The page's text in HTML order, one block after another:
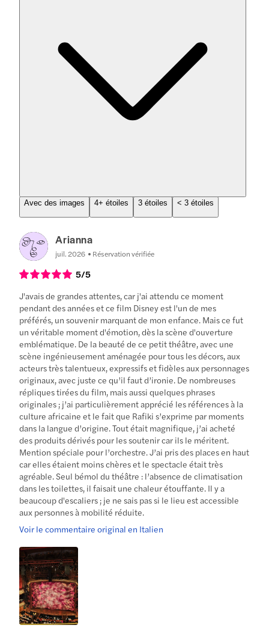
Avec des images 4+ étoiles 3 étoiles < 3 étoiles
Arianna
juil. 2026 Réservation vérifiée
5/5
J'avais de grandes attentes, car j'ai attendu ce moment
pendant des années et ce film Disney est l'un de mes
préférés, un souvenir marquant de mon enfance. Mais ce fut
un véritable moment d'émotion, dès la scène d'ouverture
emblématique. De la beauté de ce petit théâtre, avec une
scène ingénieusement aménagée pour tous les décors, aux
acteurs très talentueux, expressifs et fidèles aux personnages
originaux, avec juste ce qu’il faut d’ironie. De nombreuses
répliques tirées du film, mais aussi quelques phrases
originales ; j’ai particulièrement apprécié les références à la
culture africaine et le fait que Rafiki s’exprime par moments
dans la langue d’origine. Tout était magnifique, j’ai acheté
des produits dérivés pour les soutenir car ils le méritent.
Mention spéciale pour l’orchestre. J’ai pris des places en haut
car elles étaient moins chères et le spectacle était très
agréable. Seul bémol du théâtre : l’absence de climatisation
dans les toilettes, il faisait une chaleur étouffante. Il y a
beaucoup d'escaliers ; je ne sais pas si le lieu est accessible
aux personnes à mobilité réduite.
Voir le commentaire original en Italien